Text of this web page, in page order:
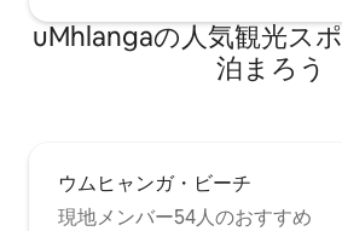
uMhlangaの人気観光ス
泊まろう
ウムヒャンガ・ビーチ
現地メンバー54人のおすすめ